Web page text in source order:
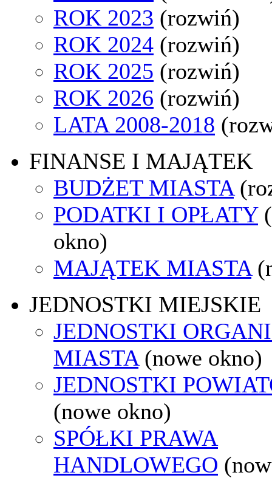
ROK 2023 (rozwiń)
ROK 2024 (rozwiń)
ROK 2025 (rozwiń)
ROK 2026 (rozwiń)
LATA 2008-2018
FINANSE I MAJĄTEK
BUDŻET MIASTA
PODATKI I OPŁATY
okno)
MAJĄTEK MIASTA
JEDNOSTKI MIEJSKIE
JEDNOSTKI
MIASTA (nowe okno)
JEDNOSTKI
(nowe okno)
SPÓŁKI PRAWA
HANDLOWEGO